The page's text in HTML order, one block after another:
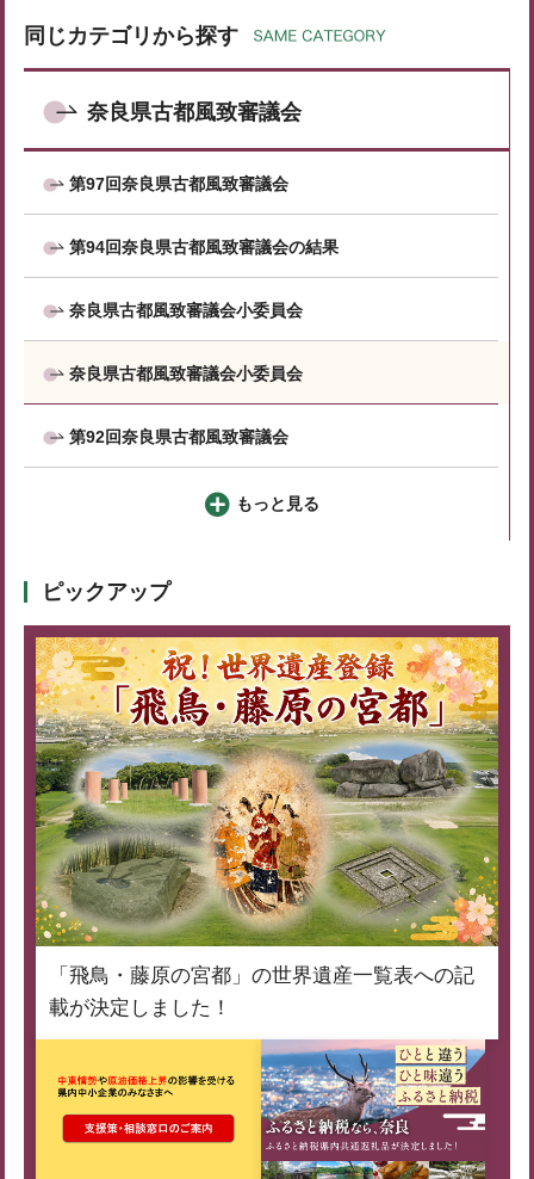
同じカテゴリから探す
奈良県古都風致審議会
第97回奈良県古都風致審議会
第94回奈良県古都風致審議会の結果
奈良県古都風致審議会小委員会
奈良県古都風致審議会小委員会
第92回奈良県古都風致審議会
もっと見る
ピックアップ
「飛鳥・藤原の宮都」の世界遺産一覧表への記
載が決定しました！